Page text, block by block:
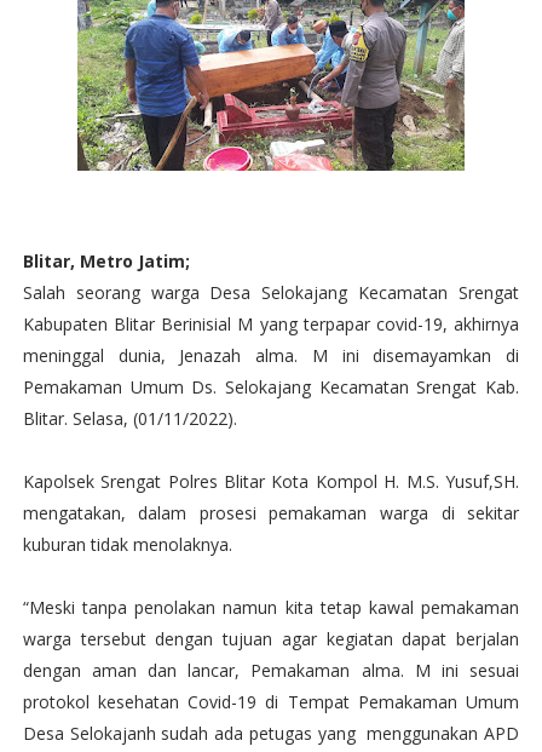
Blitar, Metro Jatim;
Salah seorang warga Desa Selokajang Kecamatan Srengat
Kabupaten Blitar Berinisial M yang terpapar covid-19, akhirnya
meninggal dunia, Jenazah alma. M ini disemayamkan di
Pemakaman Umum Ds. Selokajang Kecamatan Srengat Kab.
Blitar. Selasa, (01/11/2022).
Kapolsek Srengat Polres Blitar Kota Kompol H. M.S. Yusuf,SH.
mengatakan, dalam prosesi pemakaman warga di sekitar
kuburan tidak menolaknya.
“Meski tanpa penolakan namun kita tetap kawal pemakaman
warga tersebut dengan tujuan agar kegiatan dapat berjalan
dengan aman dan lancar, Pemakaman alma. M ini sesuai
protokol kesehatan Covid-19 di Tempat Pemakaman Umum
Desa Selokajanh sudah ada petugas yang menggunakan APD